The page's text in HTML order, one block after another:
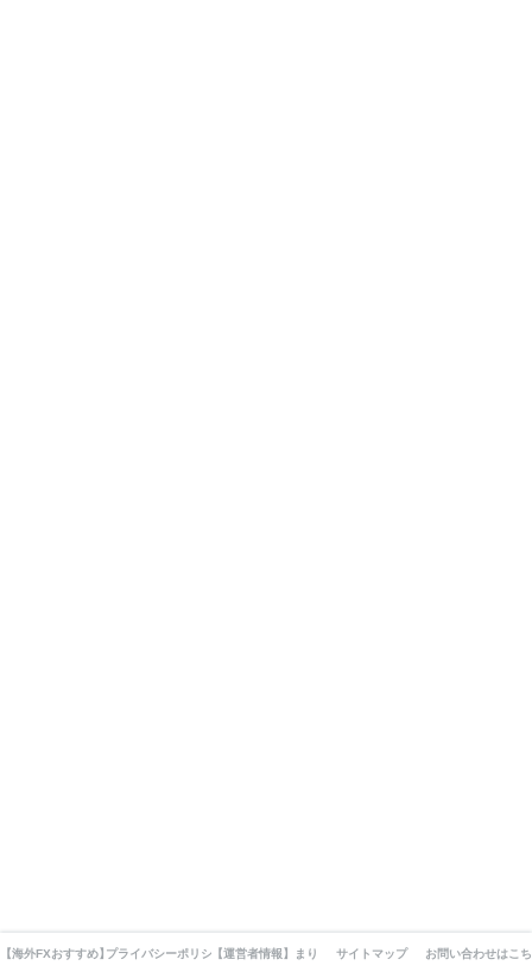
【海外FXおすすめ】厳選10業者業者を徹底比較してみました。
プライバシーポリシー・利用規約・免責事項
【運営者情報】まりえの自己紹介とFXとの出会いと現在ま
サイトマップ お問い合わせはこ